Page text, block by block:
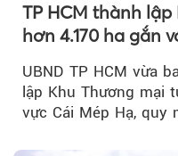
TP HCM thành
hơn 4.170 ha gắn
UBND TP HCM vừa
lập Khu Thương mại
vực Cái Mép Hạ, quy